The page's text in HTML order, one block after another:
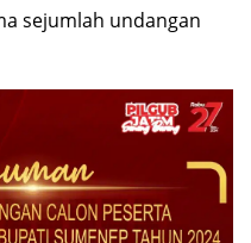
sejumlah undangan